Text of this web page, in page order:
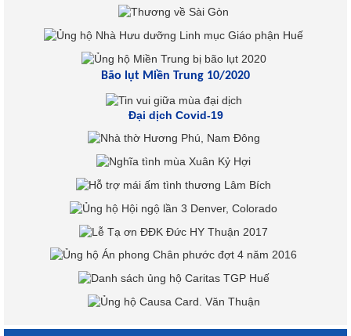
Bão lụt Miền Trung 10/2020
Đại dịch Covid-19